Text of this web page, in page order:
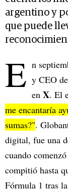
argentino y
que puede
E n
y CEO de
en X. El
me encantaría
sumas?".
digital, fue una
cuando
compitió hasta
Fórmula 1 tras